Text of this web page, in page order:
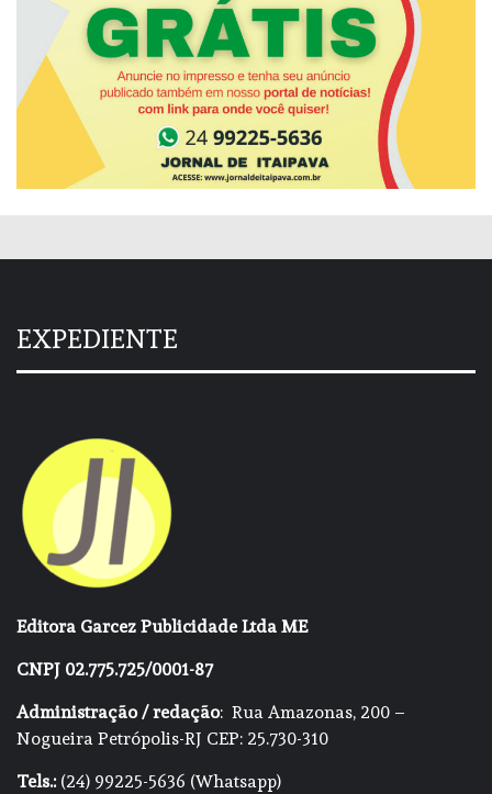
EXPEDIENTE
Editora Garcez Publicidade Ltda ME
CNPJ 02.775.725/0001-87
Administração / redação: Rua Amazonas, 200 –
Nogueira Petrópolis-RJ CEP: 25.730-310
Tels.:(24) 99225-5636 (Whatsapp)